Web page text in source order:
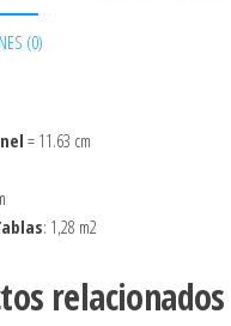
(0)
= 11.63 cm
: 1,28 m2
relacionados